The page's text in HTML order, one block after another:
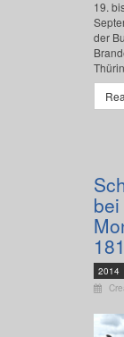
19.
der
bei
2014